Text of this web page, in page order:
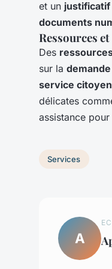
et un justificatif
documents
Ressources
Des
sur la
service citoyen
délicates
assistance
Services
A